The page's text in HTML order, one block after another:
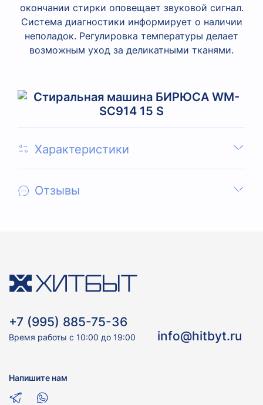
окончании стирки оповещает звуковой сигнал.
Система диагностики информирует о наличии
неполадок. Регулировка температуры делает
возможным уход за деликатными тканями.
Характеристики
Отзывы
+7 (995) 885-75-36
Время работы с 10:00 до 19:00 info@hitbyt.ru
Напишите нам